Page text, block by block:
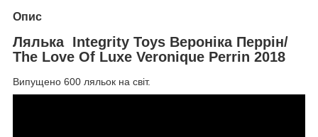
Опис
Лялька Integrity Toys Вероніка Перрін/
The Love Of Luxe Veronique Perrin 2018
Випущено 600 ляльок на світ.